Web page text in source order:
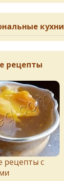
кухни
рецепты
рецепты с